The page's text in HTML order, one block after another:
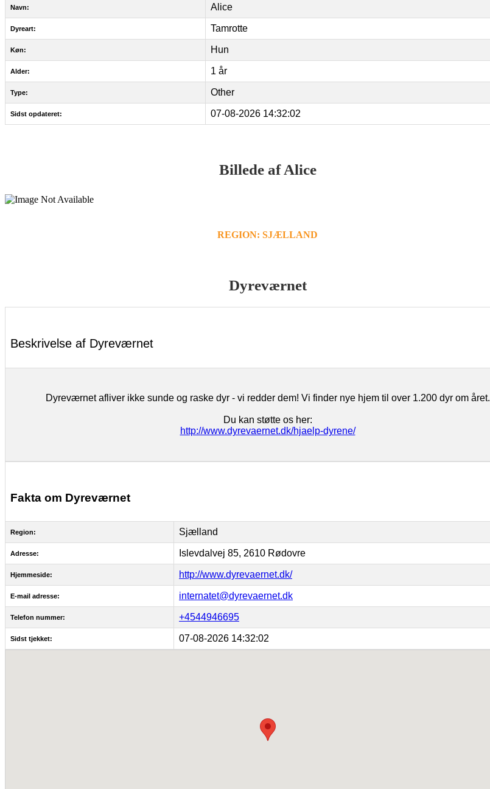
Navn: Alice
Dyreart: Tamrotte
Køn: Hun
Alder: 1 år
Type: Other
Sidst opdateret: 07-08-2026 14:32:02
Billede af Alice
REGION: SJÆLLAND
Dyreværnet
Beskrivelse af Dyreværnet
Dyreværnet afliver ikke sunde og raske dyr - vi redder dem! Vi finder nye hjem til over 1.200 dyr om året.
Du kan støtte os her:
http://www.dyrevaernet.dk/hjaelp-dyrene/
Fakta om Dyreværnet
Region: Sjælland
Adresse: Islevdalvej 85, 2610 Rødovre
Hjemmeside: http://www.dyrevaernet.dk/
E-mail adresse: internatet@dyrevaernet.dk
Telefon nummer: +4544946695
Sidst tjekket: 07-08-2026 14:32:02